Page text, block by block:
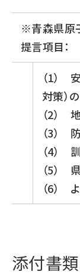
※青森県原
提言項目：
（1）
対策）
（2）
（3）
（4）
（5）
（6）
添付書類